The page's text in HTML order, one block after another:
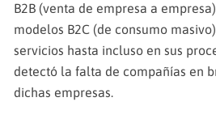
B2B (venta de empresa a
modelos B2C (de consumo
servicios hasta incluso en sus
detectó la falta de compañías en
dichas empresas.